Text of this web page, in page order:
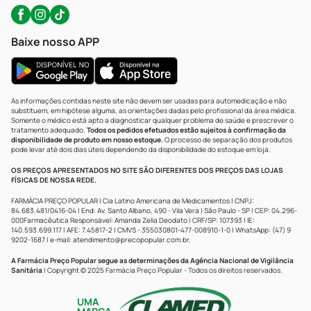
Baixe nosso APP
As informações contidas neste site não devem ser usadas para automedicação e não
substituem, em hipótese alguma, as orientações dadas pelo profissional da área médica.
Somente o médico está apto a diagnosticar qualquer problema de saúde e prescrever o
tratamento adequado. Todos os pedidos efetuados estão sujeitos à confirmação da
disponibilidade de produto em nosso estoque.O processo de separação dos produtos
pode levar até dois dias úteis dependendo da disponibilidade do estoque em loja.
OS PREÇOS APRESENTADOS NO SITE SÃO DIFERENTES DOS PREÇOS DAS LOJAS
FÍSICAS DE NOSSA REDE.
FARMÁCIA PREÇO POPULAR | Cia Latino Americana de Medicamentos | CNPJ:
84.683.481/0416-04 | End: Av. Santo Albano, 490 - Vila Vera | São Paulo - SP | CEP: 04.296-
000Farmacêutica Responsável: Amanda Zelia Deodato | CRF/SP: 107393 | IE:
140.593.699.117 | AFE: 7.45817-2 | CMVS - 355030801-477-008910-1-0 | WhatsApp: (47) 9
9202-1687 | e-mail: atendimento@precopopular.com.br.
A Farmácia Preço Popular segue as determinações da Agência Nacional de Vigilância
Sanitária | Copyright © 2025 Farmácia Preço Popular - Todos os direitos reservados.
UMA